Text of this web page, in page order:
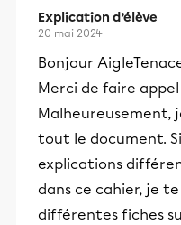
Explication d’élève
20 mai 2024
Bonjour
Merci de faire appel
Malheureusement,
tout le document.
explications
dans ce cahier, je
différentes fiches